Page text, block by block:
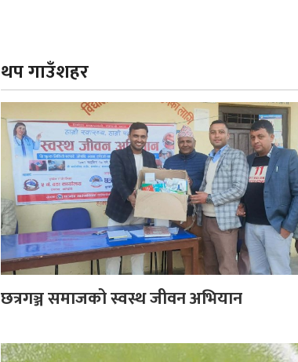
थप गाउँशहर
छत्रगञ्ज समाजको स्वस्थ जीवन अभियान